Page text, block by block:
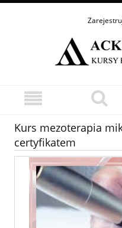
Kurs mezoterapia
certyfikatem